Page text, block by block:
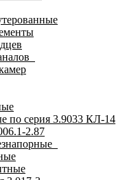
по серия 3.9033 КЛ-14
2.87